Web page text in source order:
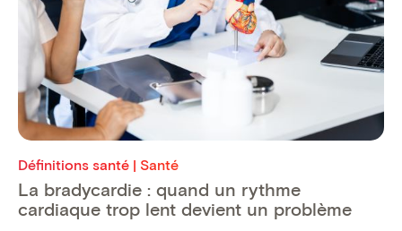
Définitions santé | Santé
La bradycardie : quand un rythme
cardiaque trop lent devient un problème